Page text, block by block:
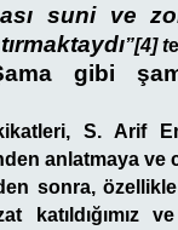
suni ve
”[4] t
gibi
S. Arif
anlatmaya ve
sonra,
katıldığımız